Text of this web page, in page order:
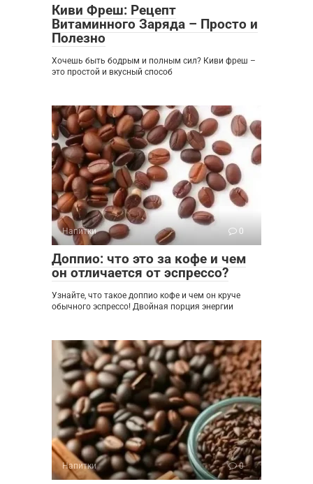
Киви Фреш: Рецепт
Витаминного Заряда – Просто и
Полезно
Хочешь быть бодрым и полным сил? Киви фреш –
это простой и вкусный способ
Напитки 0
Доппио: что это за кофе и чем
он отличается от эспрессо?
Узнайте, что такое доппио кофе и чем он круче
обычного эспрессо! Двойная порция энергии
Напитки 0